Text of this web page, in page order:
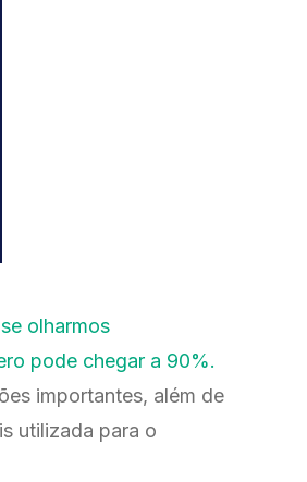
olharmos
pode chegar a 90%.
importantes, além de
utilizada para o